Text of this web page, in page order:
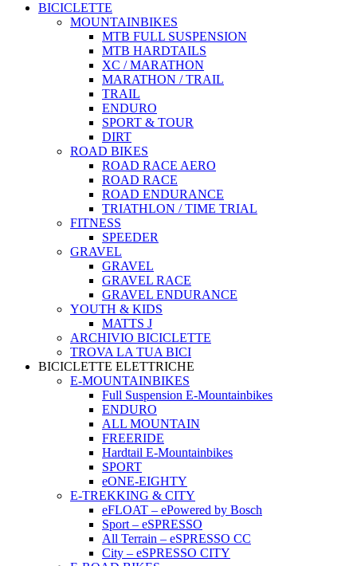
BICICLETTE
MOUNTAINBIKES
MTB FULL SUSPENSION
MTB HARDTAILS
XC / MARATHON
MARATHON / TRAIL
TRAIL
ENDURO
SPORT & TOUR
DIRT
ROAD BIKES
ROAD RACE AERO
ROAD RACE
ROAD ENDURANCE
TRIATHLON / TIME TRIAL
FITNESS
SPEEDER
GRAVEL
GRAVEL
GRAVEL RACE
GRAVEL ENDURANCE
YOUTH & KIDS
MATTS J
ARCHIVIO BICICLETTE
TROVA LA TUA BICI
BICICLETTE ELETTRICHE
E-MOUNTAINBIKES
Full Suspension E-Mountainbikes
ENDURO
ALL MOUNTAIN
FREERIDE
Hardtail E-Mountainbikes
SPORT
eONE-EIGHTY
E-TREKKING & CITY
eFLOAT – ePowered by Bosch
Sport – eSPRESSO
All Terrain – eSPRESSO CC
City – eSPRESSO CITY